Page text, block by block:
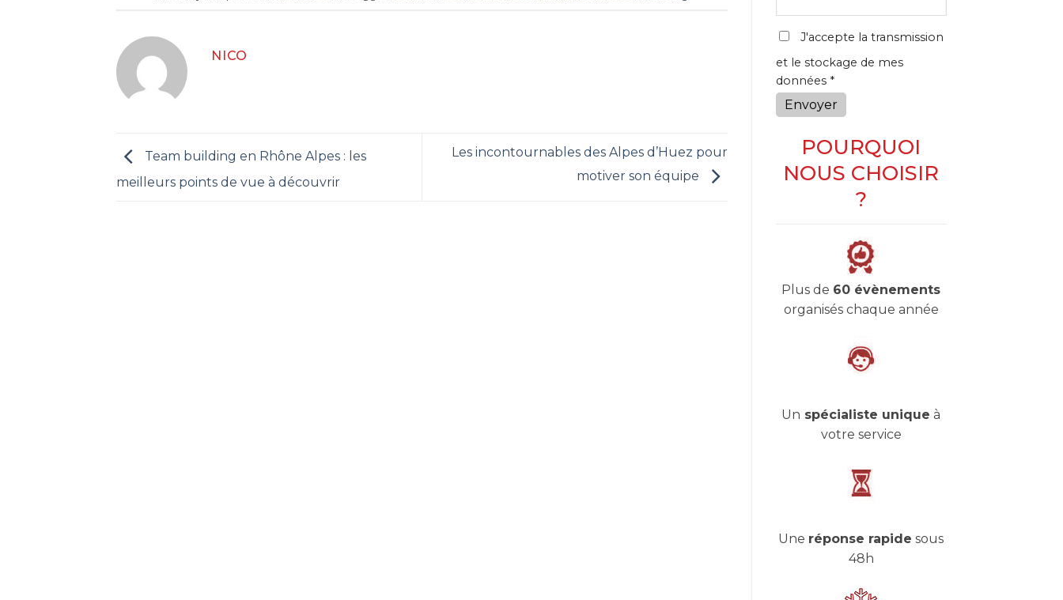
NICO
Team building en Rhône Alpes : les
meilleurs points de vue à découvrir
Les incontournables des Alpes d’Huez pour
motiver son équipe
J'accepte la transmission
et le stockage de mes
données *
Envoyer
POURQUOI
NOUS CHOISIR
?
Plus de 60 évènements
organisés chaque année
Un spécialiste unique à
votre service
Une réponse rapide sous
48h